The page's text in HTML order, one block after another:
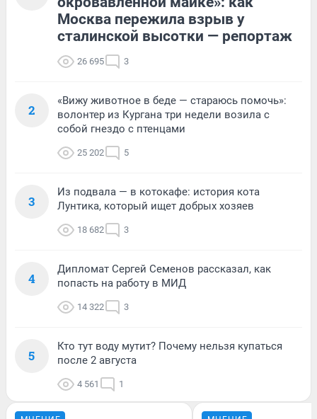
Москва пережила взрыв у
сталинской высотки — репортаж
26 695 3
2
«Вижу животное в беде — стараюсь помочь»:
волонтер из Кургана три недели возила с
собой гнездо с птенцами
25 202 5
3
Из подвала — в котокафе: история кота
Лунтика, который ищет добрых хозяев
18 682 3
4
Дипломат Сергей Семенов рассказал, как
попасть на работу в МИД
14 322 3
5
Кто тут воду мутит? Почему нельзя купаться
после 2 августа
4 561 1